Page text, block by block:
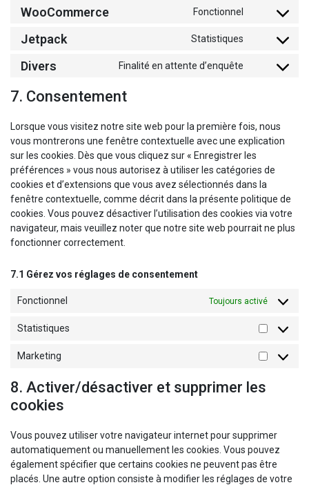
service
recaptcha
WooCommerce Fonctionnel
Consent
service
Jetpack Statistiques
Consent
service
Divers Finalité en attente d’enquête
Consent
7. Consentement
Lorsque vous visitez notre site web pour la première fois, nous
vous montrerons une fenêtre contextuelle avec une explication
sur les cookies. Dès que vous cliquez sur « Enregistrer les
préférences » vous nous autorisez à utiliser les catégories de
cookies et d’extensions que vous avez sélectionnés dans la
fenêtre contextuelle, comme décrit dans la présente politique de
cookies. Vous pouvez désactiver l’utilisation des cookies via votre
navigateur, mais veuillez noter que notre site web pourrait ne plus
fonctionner correctement.
7.1 Gérez vos réglages de consentement
Fonctionnel Toujours activé
Statistiques
Marketing
8. Activer/désactiver et supprimer les
cookies
Vous pouvez utiliser votre navigateur internet pour supprimer
automatiquement ou manuellement les cookies. Vous pouvez
également spécifier que certains cookies ne peuvent pas être
placés. Une autre option consiste à modifier les réglages de votre